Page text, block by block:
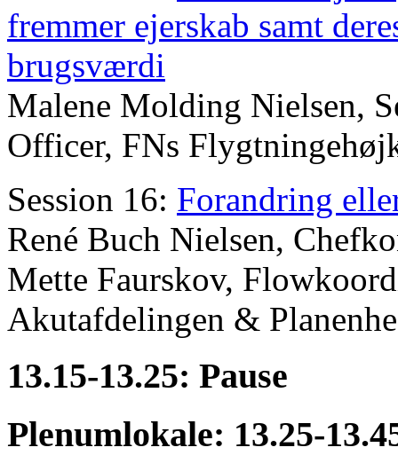
fremmer ejerskab samt
brugsværdi
Malene Molding Nielsen,
Officer, FNs
Session 16: Forandring
René Buch Nielsen,
Mette Faurskov,
Akutafdelingen &
13.15-13.25: Pause
Plenumlokale: 13.25-